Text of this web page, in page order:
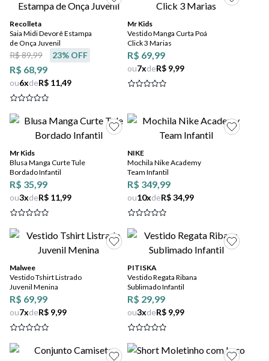
Recolleta
Saia Midi Devorê Estampa
de Onça Juvenil
R$ 68,99
R$ 89,99 23% OFF
ou6xdeR$ 11,49
Mr Kids
Vestido Manga Curta Poá
Click 3 Marias
R$ 69,99
ou7xdeR$ 9,99
Mr Kids
Blusa Manga Curte Tule
Bordado Infantil
R$ 35,99
ou3xdeR$ 11,99
NIKE
Mochila Nike Academy
Team Infantil
R$ 349,99
ou10xdeR$ 34,99
Malwee
Vestido Tshirt Listrado
Juvenil Menina
R$ 69,99
ou7xdeR$ 9,99
PITISKA
Vestido Regata Ribana
Sublimado Infantil
R$ 29,99
ou3xdeR$ 9,99
4º tênis masculino
5º bota
6º sandalia
7º jeans
8º chuteira
9 º salto
10ºnew balance